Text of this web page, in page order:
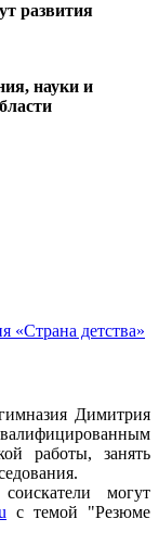
развития
науки и
«Страна детства»
Димитрия
работы, занять
могут
с темой "Резюме